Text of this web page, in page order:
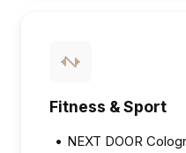
Fitness & Sport
• NEXT DOOR